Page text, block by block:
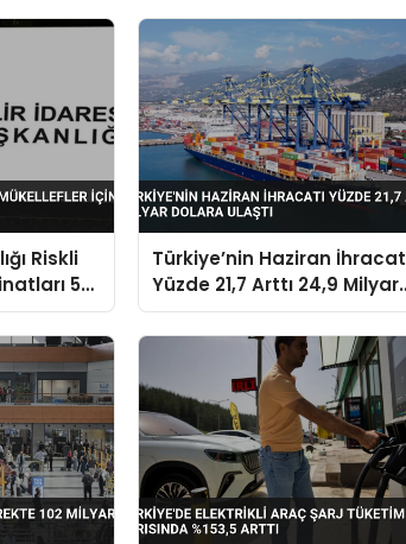
Riskli
5
Türkiye’nin Haziran
Yüzde 21,7 Arttı 24,9 Milyar
Dolara Ulaştı